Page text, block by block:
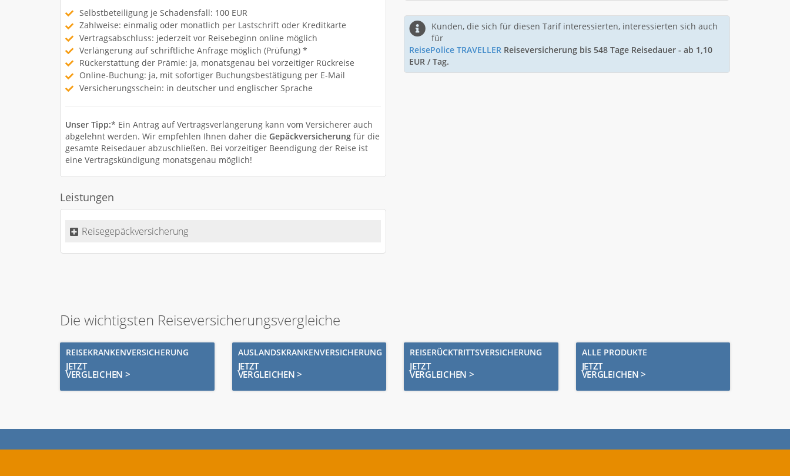
Selbstbeteiligung je Schadensfall: 100 EUR
Zahlweise: einmalig oder monatlich per Lastschrift oder Kreditkarte
Vertragsabschluss: jederzeit vor Reisebeginn online möglich
Verlängerung auf schriftliche Anfrage möglich (Prüfung) *
Rückerstattung der Prämie: ja, monatsgenau bei vorzeitiger Rückreise
Online-Buchung: ja, mit sofortiger Buchungsbestätigung per E-Mail
Versicherungsschein: in deutscher und englischer Sprache
Unser Tipp:* Ein Antrag auf Vertragsverlängerung kann vom Versicherer auch
abgelehnt werden. Wir empfehlen Ihnen daher die Gepäckversicherung für die
gesamte Reisedauer abzuschließen. Bei vorzeitiger Beendigung der Reise ist
eine Vertragskündigung monatsgenau möglich!
Leistungen
Reisegepäckversicherung
Kunden, die sich für diesen Tarif interessierten, interessierten sich auch
für
ReisePolice TRAVELLER Reiseversicherung bis 548 Tage Reisedauer - ab 1,10
EUR / Tag.
Die wichtigsten Reiseversicherungsvergleiche
REISEKRANKENVERSICHERUNG
JETZT
VERGLEICHEN >
AUSLANDSKRANKENVERSICHERUNG
JETZT
VERGLEICHEN >
REISERÜCKTRITTSVERSICHERUNG
JETZT
VERGLEICHEN >
ALLE PRODUKTE
JETZT
VERGLEICHEN >